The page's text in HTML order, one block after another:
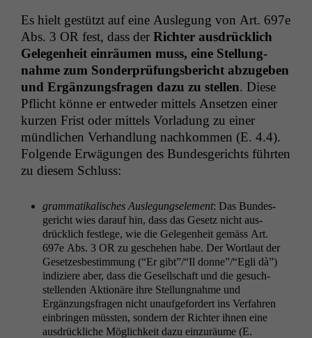
Es hielt gestützt auf eine Ausle­gung von Art. 697e
Abs. 3 OR fest, dass der Richter aus­drück­lich
Gele­gen­heit ein­räu­men muss, eine Stel­lung­
nahme zum Son­der­prü­fungs­bericht abzugeben
und Ergänzungs­fra­gen dazu zu stellen. Diese
Pflicht könne er entwed­er mit­tels Anset­zen ein­er
kurzen Frist oder mit­tels Vor­ladung zu ein­er
mündlichen Ver­hand­lung nachkom­men (E. 4.4).
Fol­gende Erwä­gun­gen des Bun­des­gerichts führten
zu diesem Schluss:
gram­matikalis­ches Ausle­gungse­le­ment: Das Bun­des­
gericht wies darauf hin, dass das Gesetz nicht aus­
drück­lich fes­tlege, wie die Gele­gen­heit gemäss Art.
697e Abs. 3 OR zu geschehen habe. Der Wort­laut der
Geset­zes­bes­tim­mung (“Er gibt”/“Il donne”/“Egli dà”)
indiziere aber, dass die Gesellschaft und die gesuch­
stel­len­den Aktionäre ihre Stel­lung­nahme und
Ergänzungs­fra­gen nicht unaufge­fordert ins Ver­fahren
ein­brin­gen müssten, son­dern der Richter ihnen eine
aus­drück­liche Möglichkeit dazu einzuräume (E.